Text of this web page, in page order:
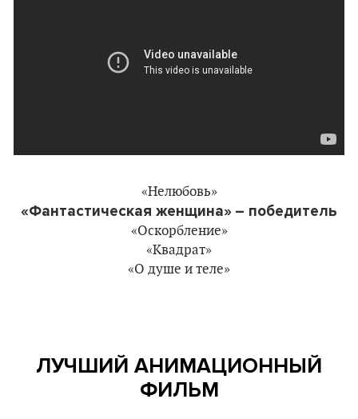
«Нелюбовь»
«Фантастическая женщина» – победитель
«Оскорбление»
«Квадрат»
«О душе и теле»
ЛУЧШИЙ АНИМАЦИОННЫЙ
ФИЛЬМ